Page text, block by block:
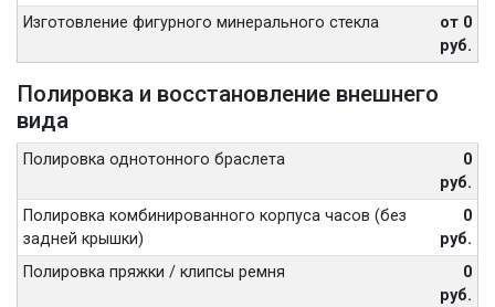
Изготовление фигурного минерального стекла
от 0
руб.
Полировка и восстановление внешнего
вида
Полировка однотонного браслета
0
руб.
Полировка комбинированного корпуса часов (без
задней крышки)
0
руб.
Полировка пряжки / клипсы ремня
0
руб.